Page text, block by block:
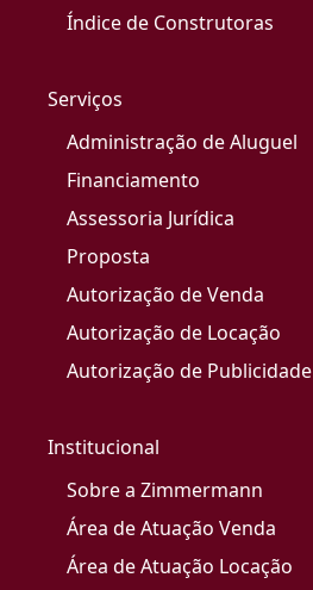
Índice de Construtoras
Serviços
Administração de Aluguel
Financiamento
Assessoria Jurídica
Proposta
Autorização de Venda
Autorização de Locação
Autorização de Publicidade
Institucional
Sobre a Zimmermann
Área de Atuação Venda
Área de Atuação Locação